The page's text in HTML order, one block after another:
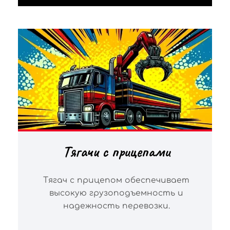
Тягачи с прицепами
Тягач с прицепом обеспечивает
высокую грузоподъемность и
надежность перевозки.